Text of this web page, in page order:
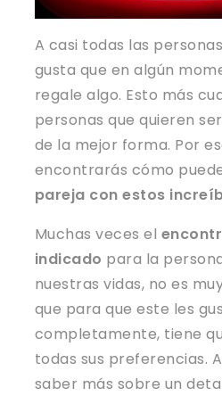
A casi todas las
gusta que en algún
regale algo. Esto más
personas que quieren
de la mejor forma. Por
encontrarás cómo
pareja con estos
Muchas veces el
indicado para la
nuestras vidas, no es
que para que este les
completamente, tiene
todas sus preferencias.
saber más sobre un